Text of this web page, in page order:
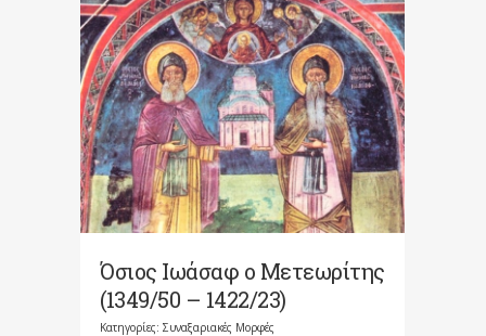
Όσιος Ιωάσαφ ο Μετεωρίτης
(1349/50 – 1422/23)
Κατηγορίες: Συναξαριακές Μορφές